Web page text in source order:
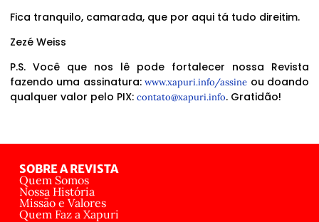
Fica tranquilo, camarada, que por aqui tá tudo direitim.
Zezé Weiss
P.S. Você que nos lê pode fortalecer nossa Revista
fazendo uma assinatura:www.xapuri.info/assine ou doando
qualquer valor pelo PIX: contato@xapuri.info. Gratidão!
SOBRE A REVISTA
Quem Somos
Nossa História
Missão e Valores
Quem Faz a Xapuri